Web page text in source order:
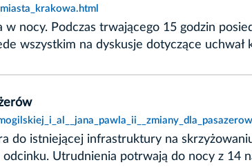
nocy. Podczas trwającego 15 godzin
wszystkim na dyskusje dotyczące uchwał
istniejącej infrastruktury na
Utrudnienia potrwają do nocy z 14